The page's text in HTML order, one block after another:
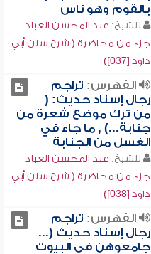
بالقوم وهو ناس
للشيخ: عبد المحسن العباد
جزء من محاضرة ( شرح سنن أبي
داود [037])
الفهرس: تراجم
رجال إسناد حديث: (
من ترك موضع شعرة من
جنابة...) , ما جاء في
الغسل من الجنابة
للشيخ: عبد المحسن العباد
جزء من محاضرة ( شرح سنن أبي
داود [038])
الفهرس: تراجم
رجال إسناد حديث (...
جامعوهن في البيوت